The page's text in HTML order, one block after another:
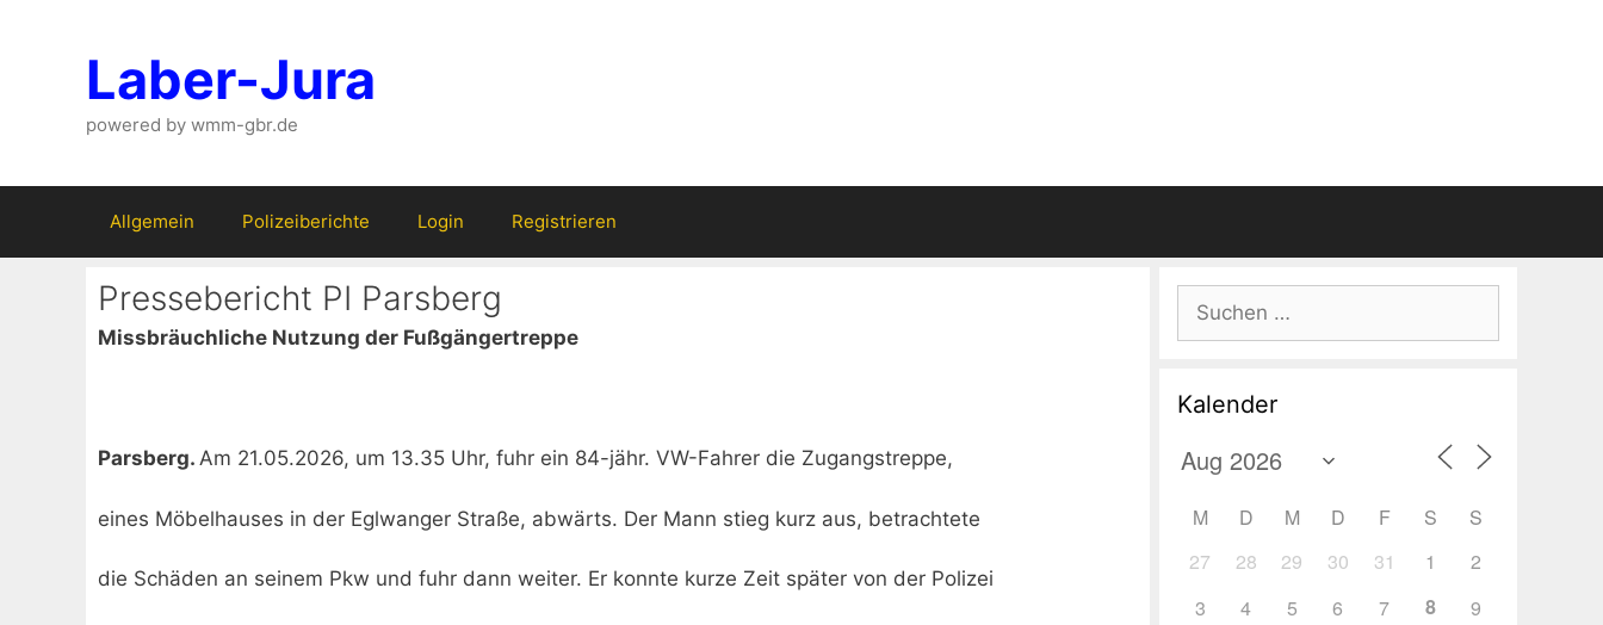
Laber-Jura
powered by wmm-gbr.de
Allgemein Polizeiberichte Login Registrieren
Pressebericht PI Parsberg
Missbräuchliche Nutzung der Fußgängertreppe
Parsberg. Am 21.05.2026, um 13.35 Uhr, fuhr ein 84-jähr. VW-Fahrer die Zugangstreppe,
eines Möbelhauses in der Eglwanger Straße, abwärts. Der Mann stieg kurz aus, betrachtete
die Schäden an seinem Pkw und fuhr dann weiter. Er konnte kurze Zeit später von der Polizei
Suchen
nach:
Kalender
M D M D F S
S
27
28 29 30 31 1
2
3
4 5 6 7 8
9